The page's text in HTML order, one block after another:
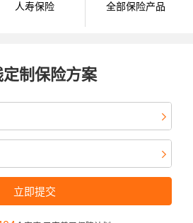
人寿保险 全部保险产品
制保险方案
立即提交